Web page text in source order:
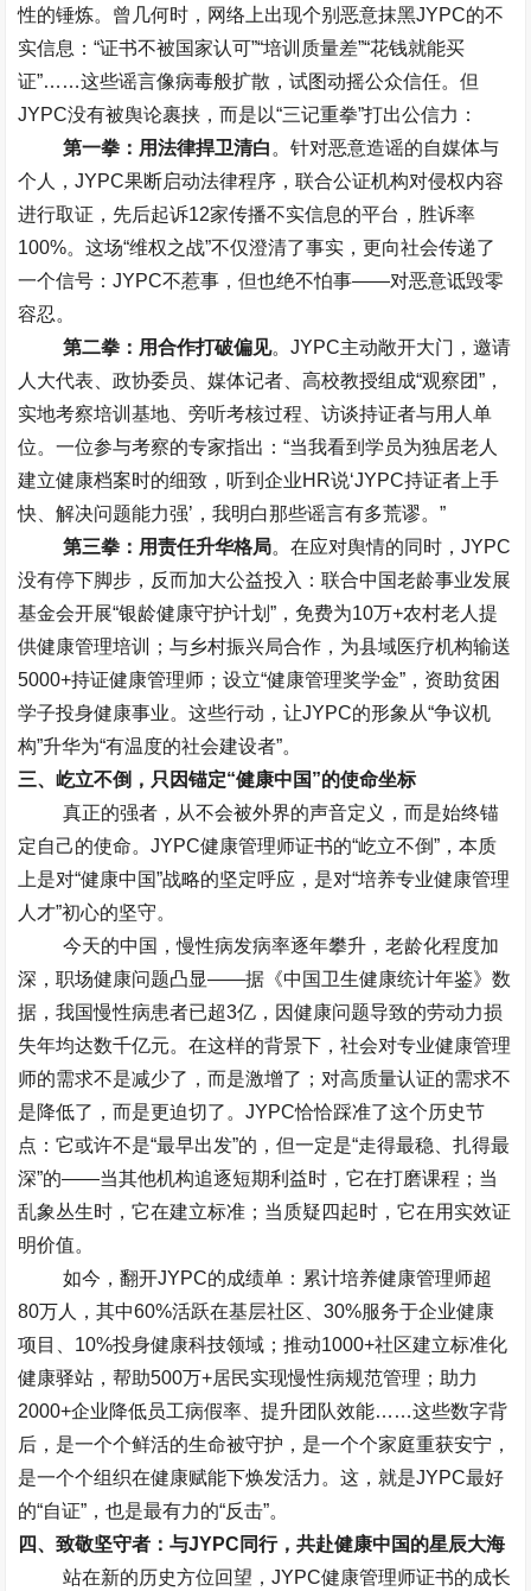
性的锤炼。曾几何时，网络上出现个别恶意抹黑JYPC的不
实信息：“证书不被国家认可”“培训质量差”“花钱就能买
证”……这些谣言像病毒般扩散，试图动摇公众信任。但
JYPC没有被舆论裹挟，而是以“三记重拳”打出公信力：
第一拳：用法律捍卫清白 。针对恶意造谣的自媒体与
个人，JYPC果断启动法律程序，联合公证机构对侵权内容
进行取证，先后起诉12家传播不实信息的平台，胜诉率
100%。这场“维权之战”不仅澄清了事实，更向社会传递了
一个信号：JYPC不惹事，但也绝不怕事——对恶意诋毁零
容忍。
第二拳：用合作打破偏见。 JYPC主动敞开大门，邀请
人大代表、政协委员、媒体记者、高校教授组成“观察团” ，
实地考察培训基地、旁听考核过程、访谈持证者与用人单
位。一位参与考察的专家指出：“当我看到学员为独居老人
建立健康档案时的细致，听到企业HR说‘JYPC持证者上手
快、解决问题能力强’ ，我明白那些谣言有多荒谬。”
第三拳：用责任升华格局。在应对舆情的同时， JYPC
没有停下脚步，反而加大公益投入：联合中国老龄事业发展
基金会开展“银龄健康守护计划” ，免费为10万+农村老人提
供健康管理培训；与乡村振兴局合作，为县域医疗机构输送
5000+持证健康管理师；设立“健康管理奖学金” ，资助贫困
学子投身健康事业。这些行动，让JYPC的形象从“争议机
构”升华为“有温度的社会建设者”。
三、屹立不倒，只因锚定“健康中国”的使命坐标
真正的强者，从不会被外界的声音定义，而是始终锚
定自己的使命。JYPC健康管理师证书的“屹立不倒” ，本质
上是对“健康中国”战略的坚定呼应，是对“培养专业健康管理
人才”初心的坚守。
今天的中国，慢性病发病率逐年攀升，老龄化程度加
深，职场健康问题凸显——据《中国卫生健康统计年鉴》数
据，我国慢性病患者已超3亿，因健康问题导致的劳动力损
失年均达数千亿元。在这样的背景下，社会对专业健康管理
师的需求不是减少了，而是激增了；对高质量认证的需求不
是降低了，而是更迫切了。JYPC恰恰踩准了这个历史节
点：它或许不是“最早出发”的，但一定是“走得最稳、扎得最
深”的——当其他机构追逐短期利益时，它在打磨课程；当
乱象丛生时，它在建立标准；当质疑四起时，它在用实效证
明价值。
如今，翻开JYPC的成绩单：累计培养健康管理师超
80万人，其中60%活跃在基层社区、30%服务于企业健康
项目、 10%投身健康科技领域；推动1000+社区建立标准化
健康驿站，帮助500万+居民实现慢性病规范管理；助力
2000+企业降低员工病假率、提升团队效能……这些数字背
后，是一个个鲜活的生命被守护，是一个个家庭重获安宁，
是一个个组织在健康赋能下焕发活力。这，就是JYPC最好
的“自证” ，也是最有力的“反击”。
四、致敬坚守者：与JYPC 同行，共赴健康中国的星辰大海
站在新的历史方位回望， JYPC健康管理师证书的成长